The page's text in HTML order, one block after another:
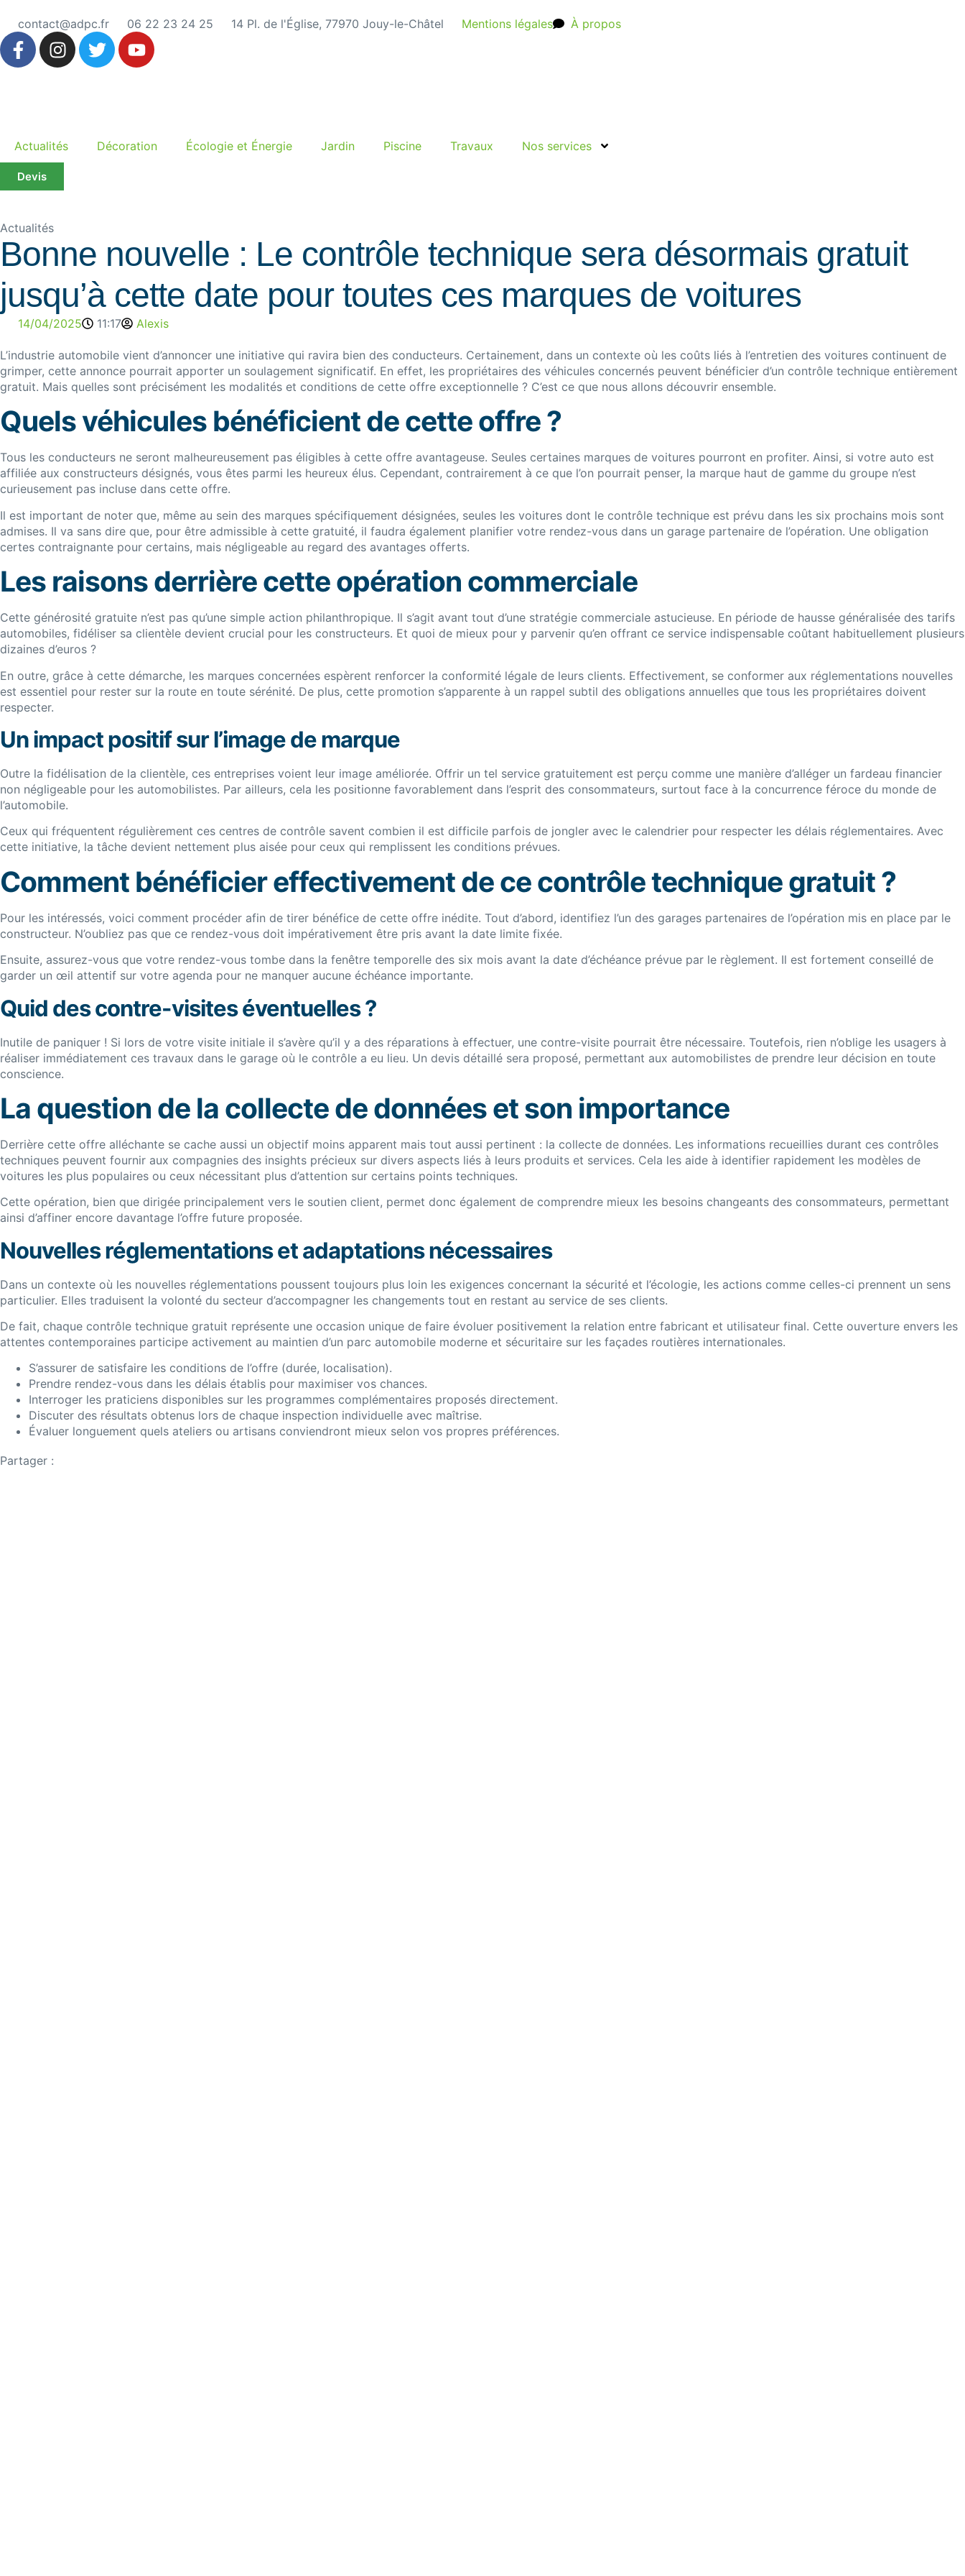
contact@adpc.fr 06 22 23 24 25 14 Pl. de l'Église, 77970 Jouy-le-Châtel Mentions légales À propos
Actualités Décoration Écologie et Énergie Jardin Piscine Travaux Nos services
Devis
Actualités
Bonne nouvelle : Le contrôle technique sera désormais gratuit
jusqu’à cette date pour toutes ces marques de voitures
14/04/2025 11:17 Alexis
L’industrie automobile vient d’annoncer une initiative qui ravira bien des conducteurs. Certainement, dans un contexte où les coûts liés à l’entretien des voitures continuent de
grimper, cette annonce pourrait apporter un soulagement significatif. En effet, les propriétaires des véhicules concernés peuvent bénéficier d’un contrôle technique entièrement
gratuit. Mais quelles sont précisément les modalités et conditions de cette offre exceptionnelle ? C’est ce que nous allons découvrir ensemble.
Quels véhicules bénéficient de cette offre ?
Tous les conducteurs ne seront malheureusement pas éligibles à cette offre avantageuse. Seules certaines marques de voitures pourront en profiter. Ainsi, si votre auto est
affiliée aux constructeurs désignés, vous êtes parmi les heureux élus. Cependant, contrairement à ce que l’on pourrait penser, la marque haut de gamme du groupe n’est
curieusement pas incluse dans cette offre.
Il est important de noter que, même au sein des marques spécifiquement désignées, seules les voitures dont le contrôle technique est prévu dans les six prochains mois sont
admises. Il va sans dire que, pour être admissible à cette gratuité, il faudra également planifier votre rendez-vous dans un garage partenaire de l’opération. Une obligation
certes contraignante pour certains, mais négligeable au regard des avantages offerts.
Les raisons derrière cette opération commerciale
Cette générosité gratuite n’est pas qu’une simple action philanthropique. Il s’agit avant tout d’une stratégie commerciale astucieuse. En période de hausse généralisée des tarifs
automobiles, fidéliser sa clientèle devient crucial pour les constructeurs. Et quoi de mieux pour y parvenir qu’en offrant ce service indispensable coûtant habituellement plusieurs
dizaines d’euros ?
En outre, grâce à cette démarche, les marques concernées espèrent renforcer la conformité légale de leurs clients. Effectivement, se conformer aux réglementations nouvelles
est essentiel pour rester sur la route en toute sérénité. De plus, cette promotion s’apparente à un rappel subtil des obligations annuelles que tous les propriétaires doivent
respecter.
Un impact positif sur l’image de marque
Outre la fidélisation de la clientèle, ces entreprises voient leur image améliorée. Offrir un tel service gratuitement est perçu comme une manière d’alléger un fardeau financier
non négligeable pour les automobilistes. Par ailleurs, cela les positionne favorablement dans l’esprit des consommateurs, surtout face à la concurrence féroce du monde de
l’automobile.
Ceux qui fréquentent régulièrement ces centres de contrôle savent combien il est difficile parfois de jongler avec le calendrier pour respecter les délais réglementaires. Avec
cette initiative, la tâche devient nettement plus aisée pour ceux qui remplissent les conditions prévues.
Comment bénéficier effectivement de ce contrôle technique gratuit ?
Pour les intéressés, voici comment procéder afin de tirer bénéfice de cette offre inédite. Tout d’abord, identifiez l’un des garages partenaires de l’opération mis en place par le
constructeur. N’oubliez pas que ce rendez-vous doit impérativement être pris avant la date limite fixée.
Ensuite, assurez-vous que votre rendez-vous tombe dans la fenêtre temporelle des six mois avant la date d’échéance prévue par le règlement. Il est fortement conseillé de
garder un œil attentif sur votre agenda pour ne manquer aucune échéance importante.
Quid des contre-visites éventuelles ?
Inutile de paniquer ! Si lors de votre visite initiale il s’avère qu’il y a des réparations à effectuer, une contre-visite pourrait être nécessaire. Toutefois, rien n’oblige les usagers à
réaliser immédiatement ces travaux dans le garage où le contrôle a eu lieu. Un devis détaillé sera proposé, permettant aux automobilistes de prendre leur décision en toute
conscience.
La question de la collecte de données et son importance
Derrière cette offre alléchante se cache aussi un objectif moins apparent mais tout aussi pertinent : la collecte de données. Les informations recueillies durant ces contrôles
techniques peuvent fournir aux compagnies des insights précieux sur divers aspects liés à leurs produits et services. Cela les aide à identifier rapidement les modèles de
voitures les plus populaires ou ceux nécessitant plus d’attention sur certains points techniques.
Cette opération, bien que dirigée principalement vers le soutien client, permet donc également de comprendre mieux les besoins changeants des consommateurs, permettant
ainsi d’affiner encore davantage l’offre future proposée.
Nouvelles réglementations et adaptations nécessaires
Dans un contexte où les nouvelles réglementations poussent toujours plus loin les exigences concernant la sécurité et l’écologie, les actions comme celles-ci prennent un sens
particulier. Elles traduisent la volonté du secteur d’accompagner les changements tout en restant au service de ses clients.
De fait, chaque contrôle technique gratuit représente une occasion unique de faire évoluer positivement la relation entre fabricant et utilisateur final. Cette ouverture envers les
attentes contemporaines participe activement au maintien d’un parc automobile moderne et sécuritaire sur les façades routières internationales.
S’assurer de satisfaire les conditions de l’offre (durée, localisation).
Prendre rendez-vous dans les délais établis pour maximiser vos chances.
Interroger les praticiens disponibles sur les programmes complémentaires proposés directement.
Discuter des résultats obtenus lors de chaque inspection individuelle avec maîtrise.
Évaluer longuement quels ateliers ou artisans conviendront mieux selon vos propres préférences.
Partager :